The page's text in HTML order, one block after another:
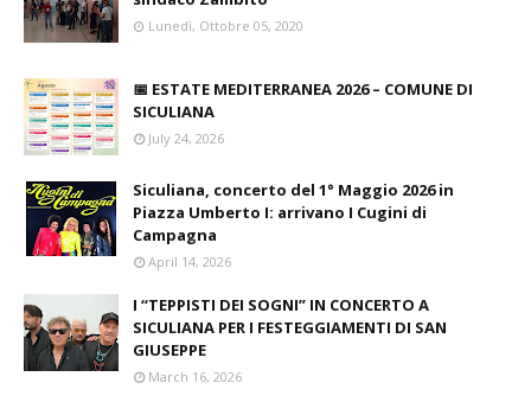
Lunedì, Ottobre 05, 2020
📅 ESTATE MEDITERRANEA 2026 – COMUNE DI
SICULIANA
July 24, 2026
Siculiana, concerto del 1° Maggio 2026 in
Piazza Umberto I: arrivano I Cugini di
Campagna
April 14, 2026
I “TEPPISTI DEI SOGNI” IN CONCERTO A
SICULIANA PER I FESTEGGIAMENTI DI SAN
GIUSEPPE
March 16, 2026